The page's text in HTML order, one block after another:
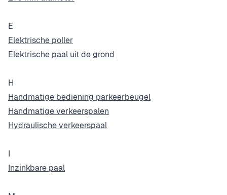
E
Elektrische poller
Elektrische paal uit de grond
H
Handmatige bediening parkeerbeugel
Handmatige verkeerspalen
Hydraulische verkeerspaal
I
Inzinkbare paal